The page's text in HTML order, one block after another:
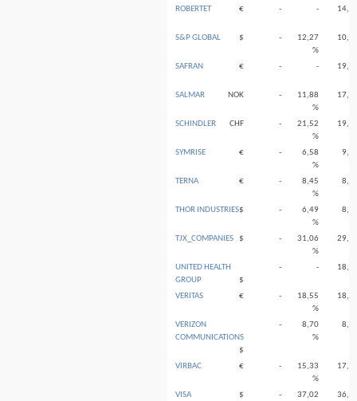
ROBERTET
€ - -
S&P GLOBAL
$ -
12,27
%
SAFRAN
€ - -
SALMAR
NOK -
11,88
%
SCHINDLER
CHF -
21,52
%
SYMRISE
€ -
6,58
%
TERNA
€ -
8,45
%
THOR INDUSTRIES$ -
6,49
%
TJX_COMPANIES
$ -
31,06
%
UNITED HEALTH
GROUP
$
- -
VERITAS
€ -
18,55
%
VERIZON
COMMUNICATIONS
$
-
8,70
%
VIRBAC € -
15,33
%
VISA
$ -
37,02